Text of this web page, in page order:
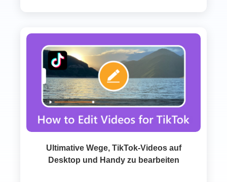
Ultimative Wege, TikTok‑Videos auf
Desktop und Handy zu bearbeiten